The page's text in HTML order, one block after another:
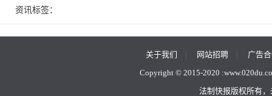
资讯标签：
关于我们 | 网站招聘| 广告
Copyright © 2015-2020 :
法制快报版权所有